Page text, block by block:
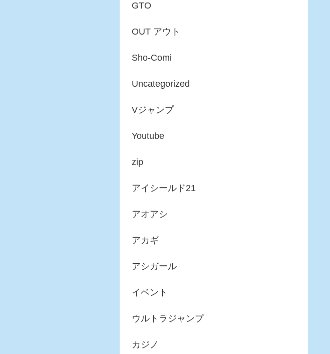
GTO
OUT アウト
Sho-Comi
Uncategorized
Vジャンプ
Youtube
zip
アイシールド21
アオアシ
アカギ
アシガール
イベント
ウルトラジャンプ
カジノ